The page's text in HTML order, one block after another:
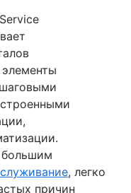
для ИТ
конфигурацией
и активами
активами ИТ
ИТ-услуг
большим
, легко
причин